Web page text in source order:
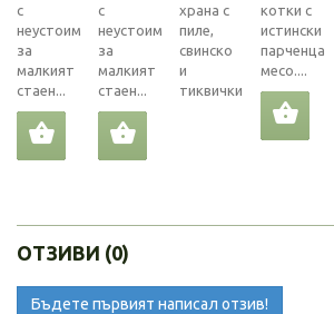
с
неустоим
за
малкият
стаен...
с
неустоим
за
малкият
стаен...
храна с
пиле,
свинско
и
тиквички
котки с
истински
парченца
месо....
ОТЗИВИ (0)
Бъдете първият написал отзив!